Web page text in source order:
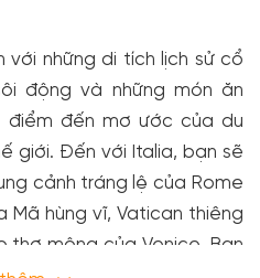
với những di tích lịch sử cổ
động và những món ăn
điểm đến mơ ước của du
giới. Đến với Italia, bạn sẽ
cảnh tráng lệ của Rome
Mã hùng vĩ, Vatican thiêng
thơ mộng của Venice. Bạn